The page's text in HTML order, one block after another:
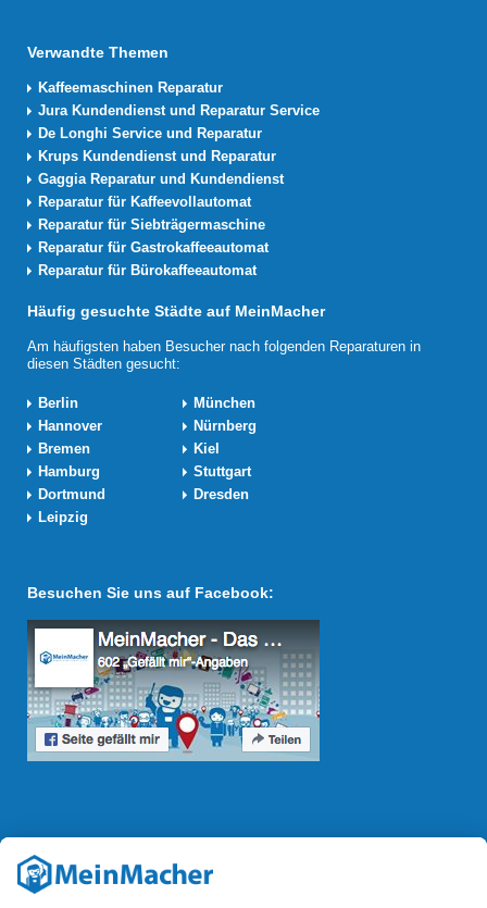
Verwandte Themen
Kaffeemaschinen Reparatur
Jura Kundendienst und Reparatur Service
De Longhi Service und Reparatur
Krups Kundendienst und Reparatur
Gaggia Reparatur und Kundendienst
Reparatur für Kaffeevollautomat
Reparatur für Siebträgermaschine
Reparatur für Gastrokaffeeautomat
Reparatur für Bürokaffeeautomat
Häufig gesuchte Städte auf MeinMacher
Am häufigsten haben Besucher nach folgenden Reparaturen in
diesen Städten gesucht:
Berlin
München
Hannover
Nürnberg
Bremen
Kiel
Hamburg
Stuttgart
Dortmund
Dresden
Leipzig
Besuchen Sie uns auf Facebook:
Reparatur Revolution
Mit derReparatur-Revolution
Reparaturbedingungen in Deutschland: Für Produkte, die sich gut